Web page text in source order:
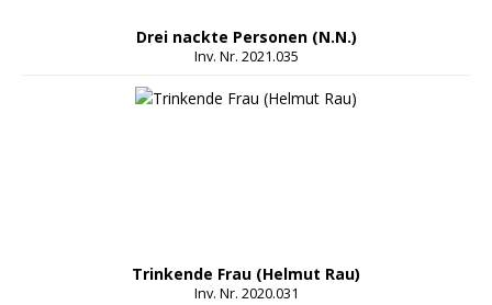
Drei nackte Personen (N.N.)
Inv. Nr. 2021.035
Trinkende Frau (Helmut Rau)
Inv. Nr. 2020.031